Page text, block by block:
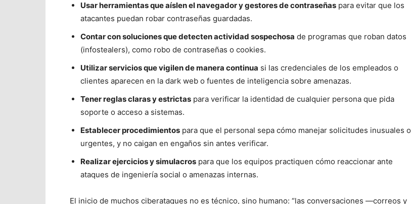
Usar herramientas que aíslen el navegador y gestores de contraseñas para evitar que los
atacantes puedan robar contraseñas guardadas.
Contar con soluciones que detecten actividad sospechosa de programas que roban datos
(infostealers), como robo de contraseñas o cookies.
Utilizar servicios que vigilen de manera continua si las credenciales de los empleados o
clientes aparecen en la dark web o fuentes de inteligencia sobre amenazas.
Tener reglas claras y estrictas para verificar la identidad de cualquier persona que pida
soporte o acceso a sistemas.
Establecer procedimientos para que el personal sepa cómo manejar solicitudes inusuales o
urgentes, y no caigan en engaños sin antes verificar.
Realizar ejercicios y simulacros para que los equipos practiquen cómo reaccionar ante
ataques de ingeniería social o amenazas internas.
El inicio de muchos ciberataques no es técnico, sino humano: “las conversaciones —correos y